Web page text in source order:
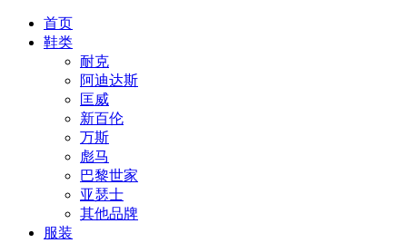
首页
鞋类
耐克
阿迪达斯
匡威
新百伦
万斯
彪马
巴黎世家
亚瑟士
其他品牌
服装